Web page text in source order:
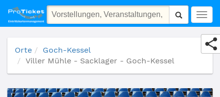
Viller Mühle - Sacklager - Goch-Kessel
Orte
Goch-Kessel
Viller Mühle - Sacklager - Goch-Kessel